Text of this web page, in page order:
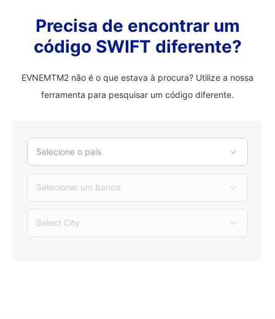
Precisa de encontrar um
código SWIFT diferente?
EVNEMTM2 não é o que estava à procura? Utilize a nossa
ferramenta para pesquisar um código diferente.
Selecione o país
Selecionar um banco
Select City